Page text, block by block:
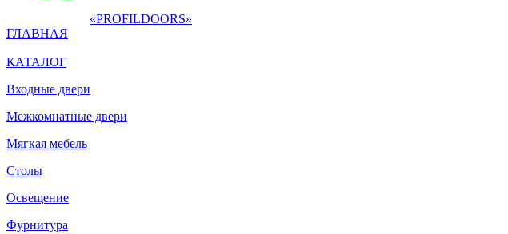
«PROFILDOORS»
ГЛАВНАЯ
КАТАЛОГ
Входные двери
Межкомнатные двери
Мягкая мебель
Столы
Освещение
Фурнитура